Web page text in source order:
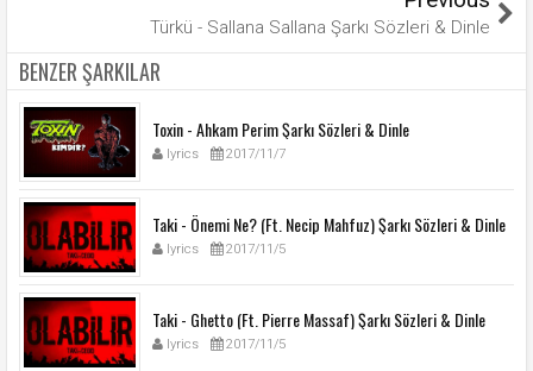
Türkü - Sallana Sallana Şarkı Sözleri & Dinle
BENZER ŞARKILAR
Toxin - Ahkam Perim Şarkı Sözleri & Dinle
lyrics 2017/11/7
Taki - Önemi Ne? (Ft. Necip Mahfuz) Şarkı Sözleri & Dinle
lyrics 2017/11/5
Taki - Ghetto (Ft. Pierre Massaf) Şarkı Sözleri & Dinle
lyrics 2017/11/5